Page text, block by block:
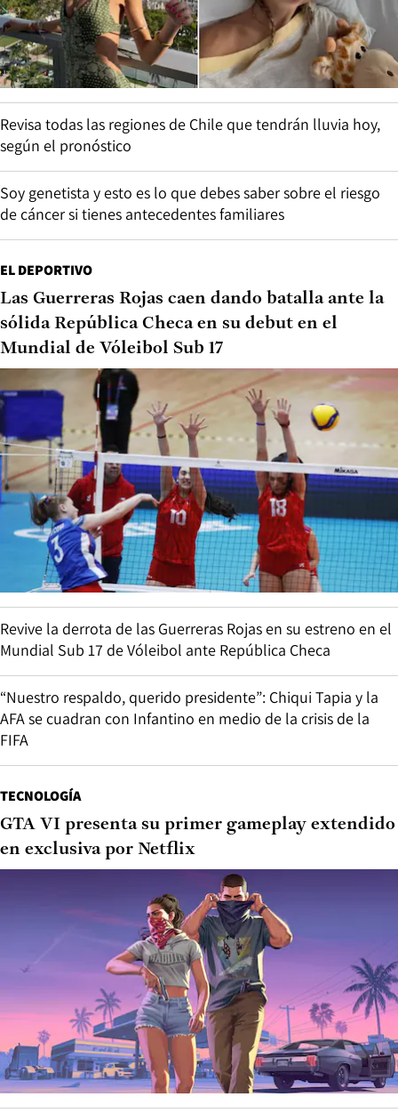
Revisa todas las regiones de Chile que tendrán lluvia hoy,
según el pronóstico
Soy genetista y esto es lo que debes saber sobre el riesgo
de cáncer si tienes antecedentes familiares
EL DEPORTIVO
Las Guerreras Rojas caen dando batalla ante la
sólida República Checa en su debut en el
Mundial de Vóleibol Sub 17
Revive la derrota de las Guerreras Rojas en su estreno en el
Mundial Sub 17 de Vóleibol ante República Checa
“Nuestro respaldo, querido presidente”: Chiqui Tapia y la
AFA se cuadran con Infantino en medio de la crisis de la
FIFA
TECNOLOGÍA
GTA VI presenta su primer gameplay extendido
en exclusiva por Netflix